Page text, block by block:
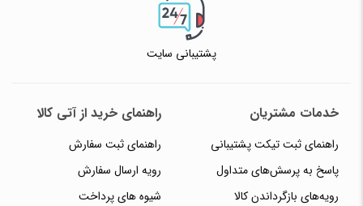
پشتیبانی سایت
خدمات مشتریان
راهنمای ثبت تیکت پشتیبانی
پاسخ به پرسش‌های متداول
رویه‌های بازگرداندن کالا
راهنمای خرید از آتی کالا
راهنمای ثبت سفارش
رویه ارسال سفارش
شیوه های پرداخت